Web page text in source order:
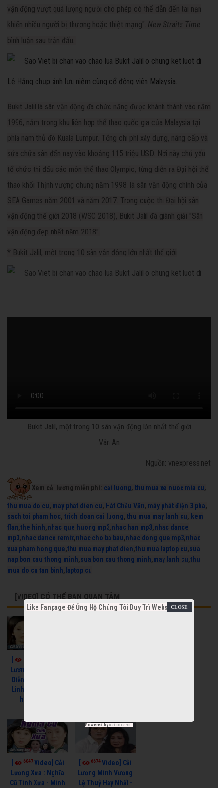
vận động vượt quá lượng người cho phép có thể dẫn đến tai nạn
khiến nhiều người bị thương hoặc thiệt mạng", New Straits Time
bình luận sau trận đấu.
Lệ Hằng chụp ảnh lưu niệm cùng cổ động viên Malaysia.
Bukit Jalil là sân vận động đa chức năng được khánh thành vào năm
1996, nằm trong khu liên hợp thể thao quốc gia của Malaysia tại
phía nam thủ đô Kuala Lumpur. Tổng chi phí xây dựng, nâng cấp và
sửa chữa sân đến nay vào khoảng 115 triệu USD. Nơi này chủ yếu
tổ chức thi đấu các môn thể thao Olympic, từng diễn ra Đại hội thể
thao khối Thịnh vượng chung năm 1998, là sân vận động chính của
SEA Games năm 2001 và năm 2017. Trong cuộc thi Đại hội sân
vận động thế giới 2018 (WSC 2018), Bukit Jalil đã giành giải "Sân
vận động đẹp nhất năm 2018".
* Bukit Jalil, một trong 10 sân vận động lớn nhất thế giới
Bukit Jalil, một trong 10 sân vận động lớn nhất thế giới
Vân An
Nguồn: vnexpress.net
Xem cải lương miễn phí: cai luong, thu mua xe nuoc mia cu,
thu mua do cu, may phat dien cu, Hát Chầu Văn, máy phát điện 3 pha,
sach toi pham hoc, trich doan cai luong, thu mua may lanh cu, kem
flan,the hinh,nhac que huong mp3,nhac han mp3,nhac dance
mp3,nhac dance remix,nhac cho ba bau,nhac dong que mp3,nhac
xua pham hong que,thu mua may phat dien,thu mua laptop cu,sua
nap bon cau thong minh,sua bon cau thong minh,may lanh cu,thu
mua do cu tan binh, laptop cu
[VIDEO] CÓ THỂ BẠN QUAN TÂM
Lương Xưa : Đời Cô
Diễm - Vũ Linh Tài
Linh | cải lương xã
hội hay nhất
6047Video] Cải
Lương Xưa : Nghĩa
Cũ Tình Xưa - Minh
6674Video] Cải
Lương Minh Vương
Lệ Thuỷ Hay Nhất -
Like Fanpage Để Ủng Hộ Chúng Tôi Duy Trì Website
Powered by netcore.vn